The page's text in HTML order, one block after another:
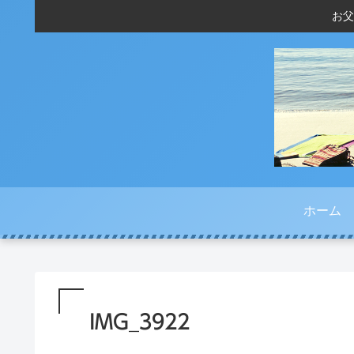
お
ホーム
IMG_3922